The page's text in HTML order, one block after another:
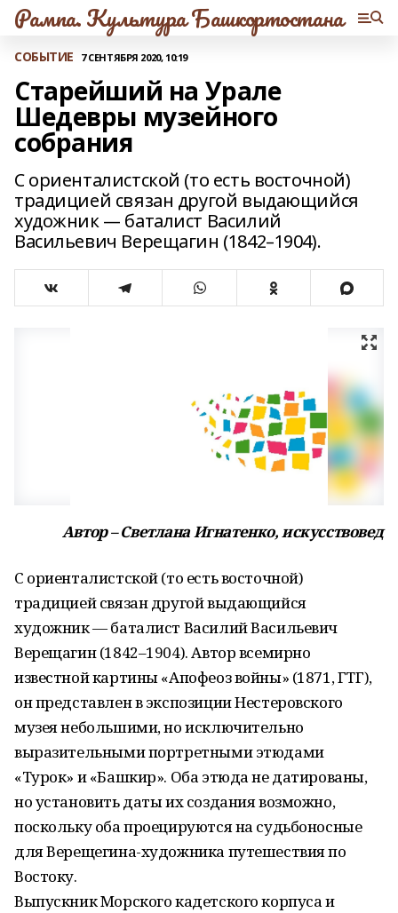
Рампа. Культура Башкортостана
СОБЫТИЕ 7 СЕНТЯБРЯ 2020, 10:19
Старейший на Урале
Шедевры музейного
собрания
С ориенталистской (то есть восточной)
традицией связан другой выдающийся
художник — баталист Василий
Васильевич Верещагин (1842–1904).
Автор – Светлана Игнатенко, искусствовед
С ориенталистской (то есть восточной)
традицией связан другой выдающийся
художник — баталист Василий Васильевич
Верещагин (1842–1904). Автор всемирно
известной картины «Апофеоз войны» (1871, ГТГ),
он представлен в экспозиции Нестеровского
музея небольшими, но исключительно
выразительными портретными этюдами
«Турок» и «Башкир». Оба этюда не датированы,
но установить даты их создания возможно,
поскольку оба проецируются на судьбоносные
для Верещегина-художника путешествия по
Востоку.
Выпускник Морского кадетского корпуса и